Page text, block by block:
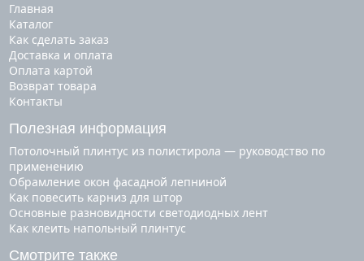
Главная
Каталог
Как сделать заказ
Доставка и оплата
Оплата картой
Возврат товара
Контакты
Полезная информация
Потолочный плинтус из полистирола — руководство по
применению
Обрамление окон фасадной лепниной
Как повесить карниз для штор
Основные разновидности светодиодных лент
Как клеить напольный плинтус
Смотрите также